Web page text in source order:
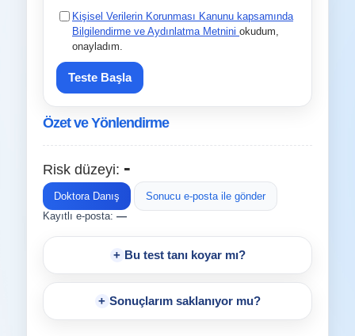
Kişisel Verilerin Korunması Kanunu kapsamında
Bilgilendirme ve Aydınlatma Metnini okudum,
onayladım.
Teste Başla
Özet ve Yönlendirme
Risk düzeyi: -
Doktora Danış
Sonucu e-posta ile gönder
Kayıtlı e-posta: —
+ Bu test tanı koyar mı?
+ Sonuçlarım saklanıyor mu?